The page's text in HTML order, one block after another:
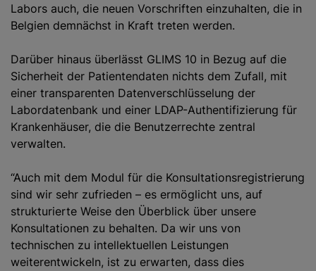
Labors auch, die neuen Vorschriften einzuhalten, die in
Belgien demnächst in Kraft treten werden.
Darüber hinaus überlässt GLIMS 10 in Bezug auf die
Sicherheit der Patientendaten nichts dem Zufall, mit
einer transparenten Datenverschlüsselung der
Labordatenbank und einer LDAP-Authentifizierung für
Krankenhäuser, die die Benutzerrechte zentral
verwalten.
“Auch mit dem Modul für die Konsultationsregistrierung
sind wir sehr zufrieden – es ermöglicht uns, auf
strukturierte Weise den Überblick über unsere
Konsultationen zu behalten. Da wir uns von
technischen zu intellektuellen Leistungen
weiterentwickeln, ist zu erwarten, dass dies